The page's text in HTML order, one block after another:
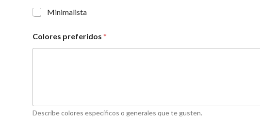
Minimalista
Colores preferidos*
Describe colores específicos o generales que te gusten.